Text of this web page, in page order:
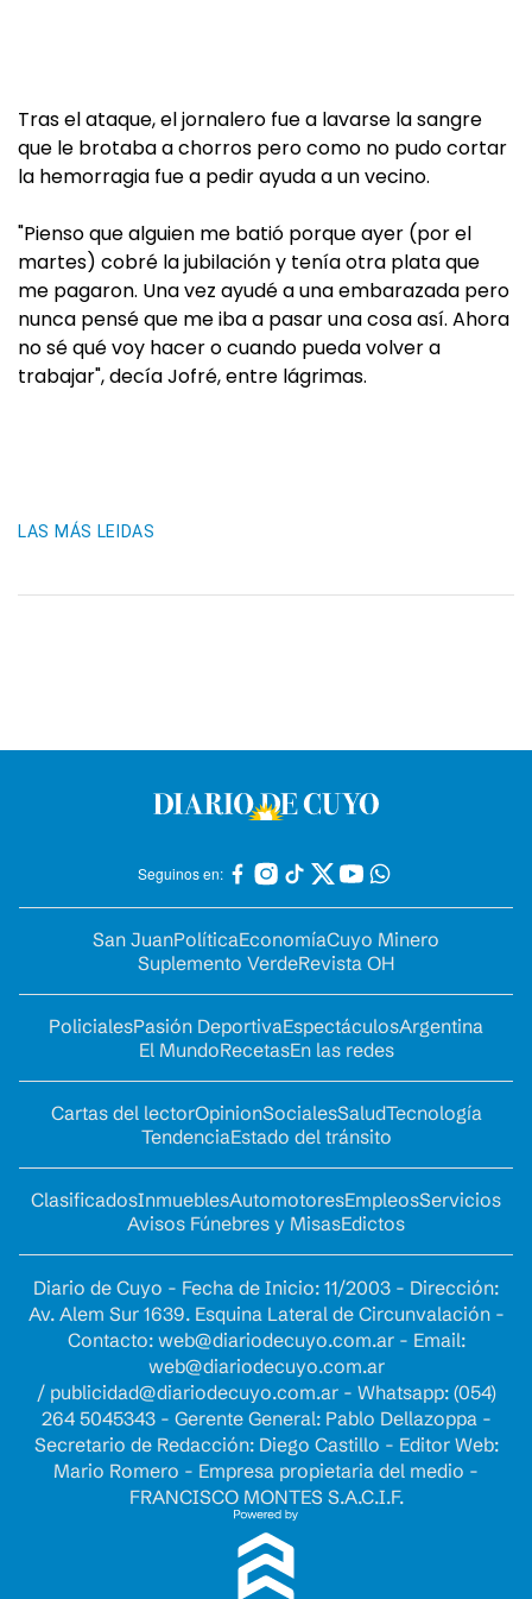
Tras el ataque, el jornalero fue a lavarse la sangre
que le brotaba a chorros pero como no pudo cortar
la hemorragia fue a pedir ayuda a un vecino.
"Pienso que alguien me batió porque ayer (por el
martes) cobré la jubilación y tenía otra plata que
me pagaron. Una vez ayudé a una embarazada pero
nunca pensé que me iba a pasar una cosa así. Ahora
no sé qué voy hacer o cuando pueda volver a
trabajar", decía Jofré, entre lágrimas.
LAS MÁS LEIDAS
Seguinos en:
San JuanPolíticaEconomíaCuyo Minero
Suplemento VerdeRevista OH
PolicialesPasión DeportivaEspectáculosArgentina
El MundoRecetasEn las redes
Cartas del lectorOpinionSocialesSaludTecnología
TendenciaEstado del tránsito
ClasificadosInmueblesAutomotoresEmpleosServicios
Avisos Fúnebres y MisasEdictos
Diario de Cuyo - Fecha de Inicio: 11/2003 - Dirección:
Av. Alem Sur 1639. Esquina Lateral de Circunvalación -
Contacto: web@diariodecuyo.com.ar- Email:
web@diariodecuyo.com.ar
/ publicidad@diariodecuyo.com.ar- Whatsapp: (054)
264 5045343 - Gerente General: Pablo Dellazoppa -
Secretario de Redacción: Diego Castillo - Editor Web:
Mario Romero - Empresa propietaria del medio -
FRANCISCO MONTES S.A.C.I.F.